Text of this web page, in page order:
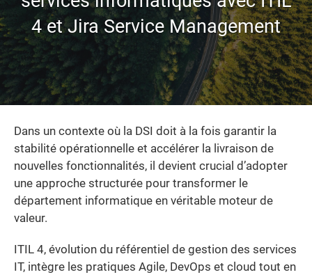
4 et Jira Service Management
Dans un contexte où la DSI doit à la fois garantir la
stabilité opérationnelle et accélérer la livraison de
nouvelles fonctionnalités, il devient crucial d’adopter
une approche structurée pour transformer le
département informatique en véritable moteur de
valeur.
ITIL 4, évolution du référentiel de gestion des services
IT, intègre les pratiques Agile, DevOps et cloud tout en